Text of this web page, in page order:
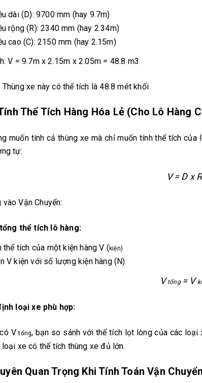
dài (D): 9700 mm (hay 9.7m)
rộng (R): 2340 mm (hay 2.34m)
cao (C): 2150 mm (hay 2.15m)
V = 9.7m x 2.15m x 2.05m = 48.8 m3
Thùng xe này có thể tích là 48.8 mét khối
Thể Tích Hàng Hóa Lẻ (Cho Lô Hàng
muốn tính cả thùng xe mà chỉ muốn tính thể tích
tự:
V = D x
Vận Chuyển:
thể tích lô hàng:
thể tích của một kiện hàng V (kiện)
V kiện với số lượng kiện hàng (N)
Vtổng = V
loại xe phù hợp:
Vtổng, bạn so sánh với thể tích lọt lòng của các
xe có thể tích thùng xe đủ lớn.
Quan Trọng Khi Tính Toán Vận Chuyển